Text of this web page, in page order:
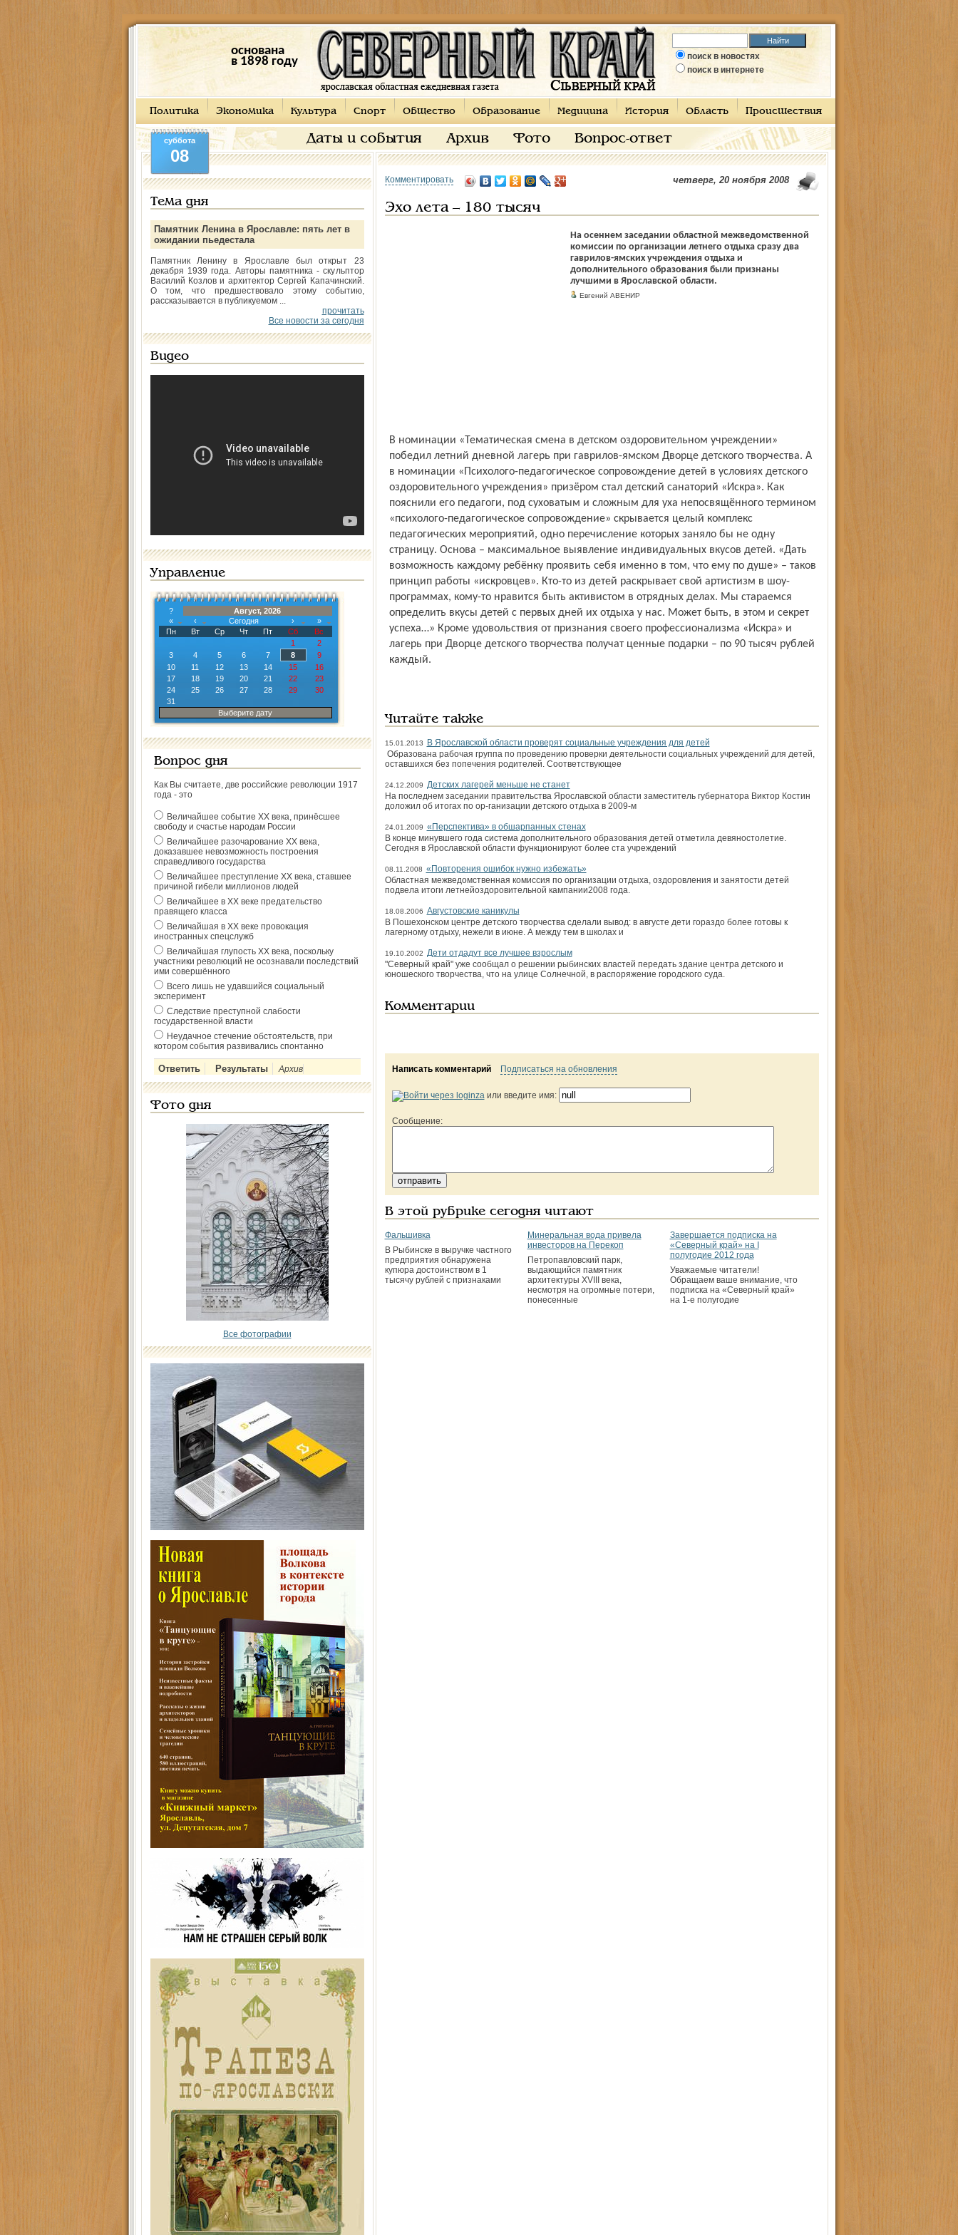
основана
в 1898 году
поиск в новостях
поиск в интернете
Политика Экономика Культура Спорт Общество Образование Медицина История Область Происшествия
Даты и события Архив Фото Вопрос-ответ
суббота
08
Тема дня
Памятник Ленина в Ярославле: пять лет в
ожидании пьедестала
Памятник Ленину в Ярославле был открыт 23
декабря 1939 года. Авторы памятника - скульптор
Василий Козлов и архитектор Сергей Капачинский.
О том, что предшествовало этому событию,
рассказывается в публикуемом ...
прочитать
Все новости за сегодня
Видео
Управление
?
Август, 2026
«
‹ Сегодня ›
»
Пн
Вт Ср Чт Пт Сб
Вс
1
2
3
4 5 6 7 8
9
10
11 12 13 14 15
16
17
18 19 20 21 22
23
24
25 26 27 28 29
30
31
Выберите дату
Вопрос дня
Как Вы считаете, две российские революции 1917
года - это
Величайшее событие ХХ века, принёсшее
свободу и счастье народам России
Величайшее разочарование ХХ века,
доказавшее невозможность построения
справедливого государства
Величайшее преступление ХХ века, ставшее
причиной гибели миллионов людей
Величайшее в ХХ веке предательство
правящего класса
Величайшая в ХХ веке провокация
иностранных спецслужб
Величайшая глупость ХХ века, поскольку
участники революций не осознавали последствий
ими совершённого
Всего лишь не удавшийся социальный
эксперимент
Следствие преступной слабости
государственной власти
Неудачное стечение обстоятельств, при
котором события развивались спонтанно
Архив
Фото дня
Все фотографии
Комментировать четверг, 20 ноября 2008
Эхо лета – 180 тысяч
На осеннем заседании областной межведомственной
комиссии по организации летнего отдыха сразу два
гаврилов-ямских учреждения отдыха и
дополнительного образования были признаны
лучшими в Ярослав­ской области.
Евгений АВЕНИР
В номинации «Тематическая смена в детском оздоровительном учреждении»
победил летний дневной лагерь при гаврилов-ямском Дворце детского творчества. А
в номинации «Психолого-педагогическое сопровождение детей в условиях детского
оздоровительного учреждения» призёром стал детский санаторий «Искра». Как
пояснили его педагоги, под суховатым и сложным для уха непосвящённого термином
«психолого-педагогическое сопровождение» скрывается целый комплекс
педагогических мероприятий, одно перечисление которых заняло бы не одну
страницу. Основа – максимальное выявление индивидуальных вкусов детей. «Дать
возможность каждому ребёнку проявить себя именно в том, что ему по душе» – таков
принцип работы «искровцев». Кто-то из детей раскрывает свой артистизм в шоу-
программах, кому-то нравится быть активистом в отрядных делах. Мы стараемся
определить вкусы детей с первых дней их отдыха у нас. Может быть, в этом и секрет
успеха…» Кроме удовольствия от признания своего профессионализма «Искра» и
лагерь при Дворце детского творчества получат ценные подарки – по 90 тысяч рублей
каждый.
Читайте также
15.01.2013
В Ярославской области проверят социальные учреждения для детей
Образована рабочая группа по проведению проверки деятельности социальных учреждений для детей,
оставшихся без попечения родителей. Соответствующее
24.12.2009 Детских лагерей меньше не станет
На последнем заседании правительства Ярославской области заместитель губернатора Виктор Костин
доложил об итогах по ор-ганизации детского отдыха в 2009-м
24.01.2009 «Перспектива» в обшарпанных стенах
В конце минувшего года система дополнительного образования детей отметила девяностолетие.
Сегодня в Ярославской области функционируют более ста учреждений
08.11.2008 «Повторения ошибок нужно избежать»
Областная межведомственная комиссия по организации отдыха, оздоровления и занятости детей
подвела итоги летнейоздоровительной кампании2008 года.
18.08.2006 Августовские каникулы
В Пошехонском центре дет­ского творчества сделали вывод: в августе дети гораздо более готовы к
лагерному отдыху, нежели в июне. А между тем в школах и
19.10.2002 Дети отдадут все лучшее взрослым
"Северный край" уже сообщал о решении рыбинских властей передать здание центра детского и
юношеского творчества, что на улице Солнечной, в распоряжение городского суда.
Комментарии
Написать комментарий Подписаться на обновления
или введите имя:
Сообщение:
В этой рубрике сегодня читают
Фальшивка
В Рыбинске в выручке частного
предприятия обнаружена
купюра достоинством в 1
тысячу рублей с признаками
Минеральная вода привела
инвесторов на Перекоп
Петропавловский парк,
выдающийся памятник
архитектуры XVIII века,
несмотря на огромные потери,
понесенные
Завершается подписка на
«Северный край» на I
полугодие 2012 года
Уважаемые читатели!
Обращаем ваше внимание, что
подписка на «Северный край»
на 1-е полугодие